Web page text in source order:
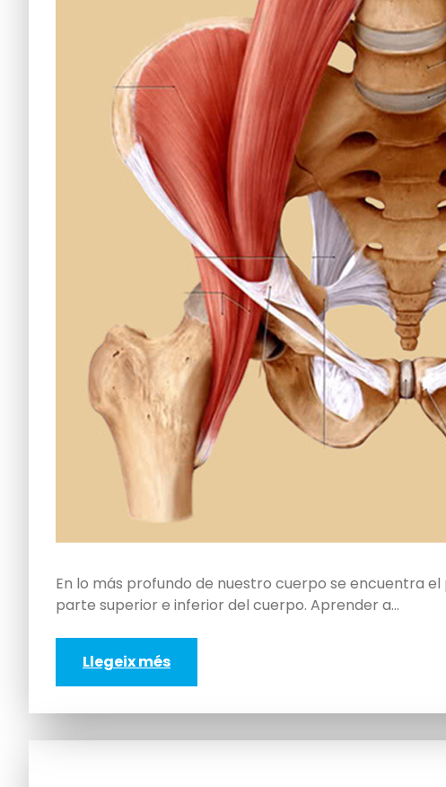
En lo más profundo de nuestro cuerpo se encuentra
parte superior e inferior del cuerpo. Aprender a…
Llegeix més